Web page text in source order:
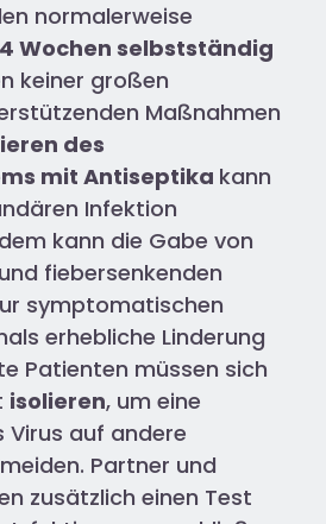
normalerweise
Wochen selbstständig
keiner großen
Maßnahmen
des
mit Antiseptika kann
Infektion
kann die Gabe von
fiebersenkenden
symptomatischen
erhebliche Linderung
Patienten müssen sich
isolieren, um eine
Virus auf andere
Partner und
zusätzlich einen Test